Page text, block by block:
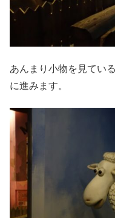
あんまり小物を見てい
に進みます。